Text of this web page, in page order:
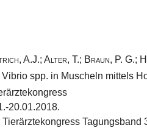
A.J.; Alter, T.; Braun, P. G.;
spp. in Muscheln mittels
20.01.2018.
Tierärztekongress Tagungsband